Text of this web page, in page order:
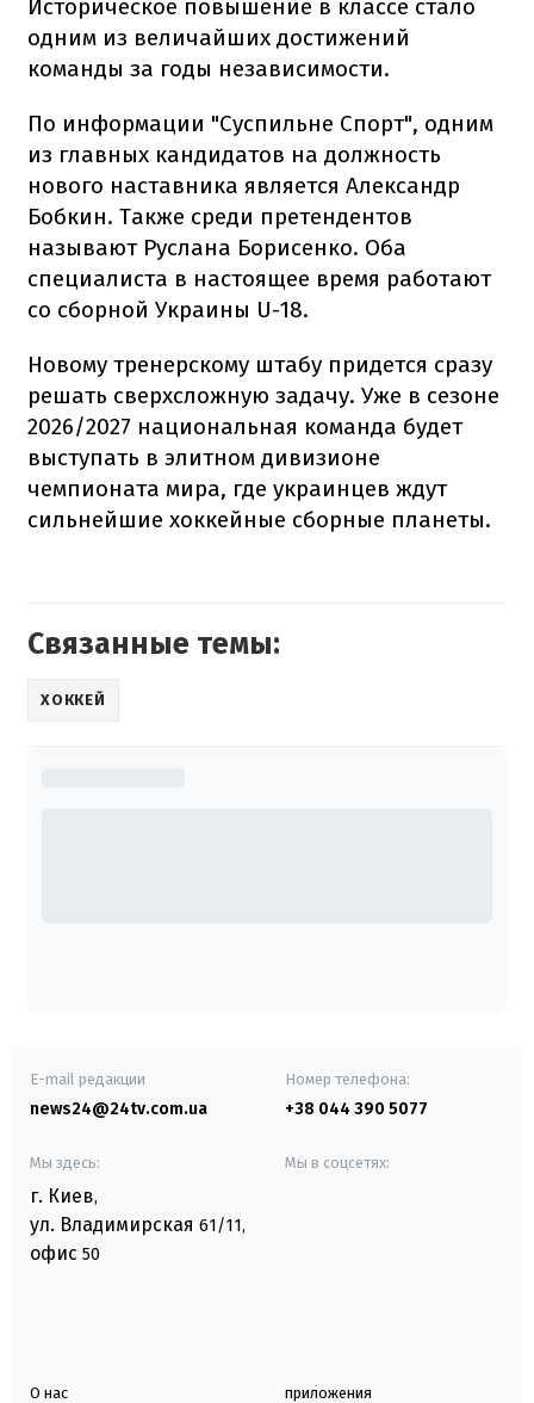
Историческое повышение в классе стало
одним из величайших достижений
команды за годы независимости.
По информации "Суспильне Спорт", одним
из главных кандидатов на должность
нового наставника является Александр
Бобкин. Также среди претендентов
называют Руслана Борисенко. Оба
специалиста в настоящее время работают
со сборной Украины U-18.
Новому тренерскому штабу придется сразу
решать сверхсложную задачу. Уже в сезоне
2026/2027 национальная команда будет
выступать в элитном дивизионе
чемпионата мира, где украинцев ждут
сильнейшие хоккейные сборные планеты.
Связанные темы:
ХОККЕЙ
E-mail редакции
news24@24tv.com.ua
Номер телефона:
+38 044 390 5077
Мы здесь:
г. Киев,
ул. Владимирская 61/11,
офис 50
Мы в соцсетях:
О нас приложения